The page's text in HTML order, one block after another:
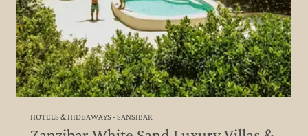
HOTELS & HIDEAWAYS - SANSIBAR